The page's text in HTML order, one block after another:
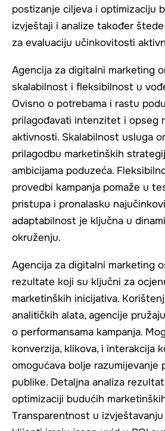
postizanje ciljeva i optimizaciju
izvještaji i analize također
za evaluaciju učinkovitosti
Agencija za digitalni marketing
skalabilnost i fleksibilnost u
Ovisno o potrebama i rastu
prilagođavati intenzitet i opseg
aktivnosti. Skalabilnost usluga
prilagodbu marketinških
ambicijama poduzeća.
provedbi kampanja pomaže u
pristupa i pronalasku
adaptabilnost je ključna u
okruženju.
Agencija za digitalni marketing
rezultate koji su ključni za
marketinških inicijativa.
analitičkih alata, agencije
o performansama kampanja.
konverzija, klikova, i interakcija
omogućava bolje razumijevanje
publike. Detaljna analiza
optimizaciji budućih
Transparentnost u